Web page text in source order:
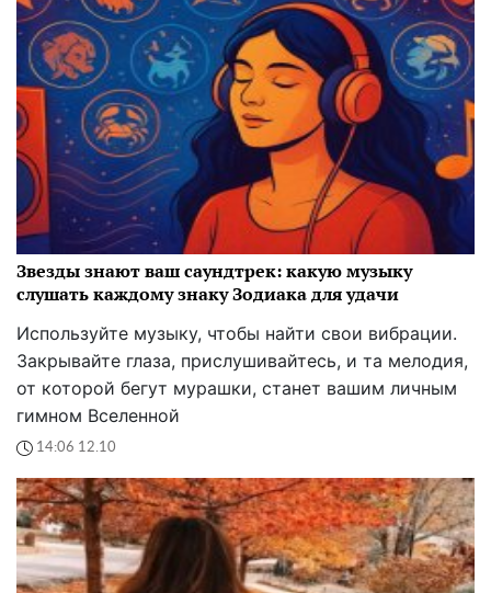
Звезды знают ваш саундтрек: какую музыку
слушать каждому знаку Зодиака для удачи
Используйте музыку, чтобы найти свои вибрации.
Закрывайте глаза, прислушивайтесь, и та мелодия,
от которой бегут мурашки, станет вашим личным
гимном Вселенной
14:06 12.10